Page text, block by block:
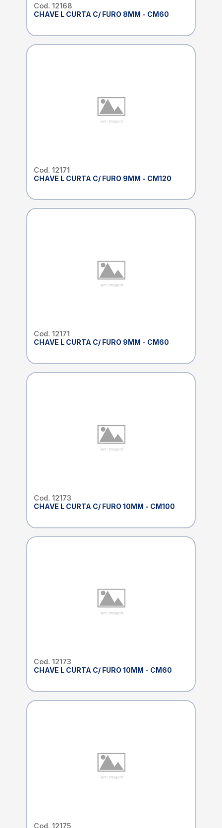
Cod. 12168
CHAVE L CURTA C/ FURO 8MM - CM60
Cod. 12171
CHAVE L CURTA C/ FURO 9MM - CM120
Cod. 12171
CHAVE L CURTA C/ FURO 9MM - CM60
Cod. 12173
CHAVE L CURTA C/ FURO 10MM - CM100
Cod. 12173
CHAVE L CURTA C/ FURO 10MM - CM60
Cod. 12175